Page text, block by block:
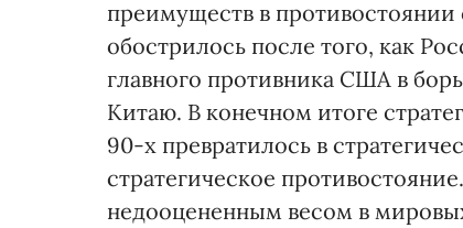
преимуществ в
обострилось после того, как
главного противника США в
Китаю. В конечном итоге
90-х превратилось в
стратегическое
недооцененным весом в